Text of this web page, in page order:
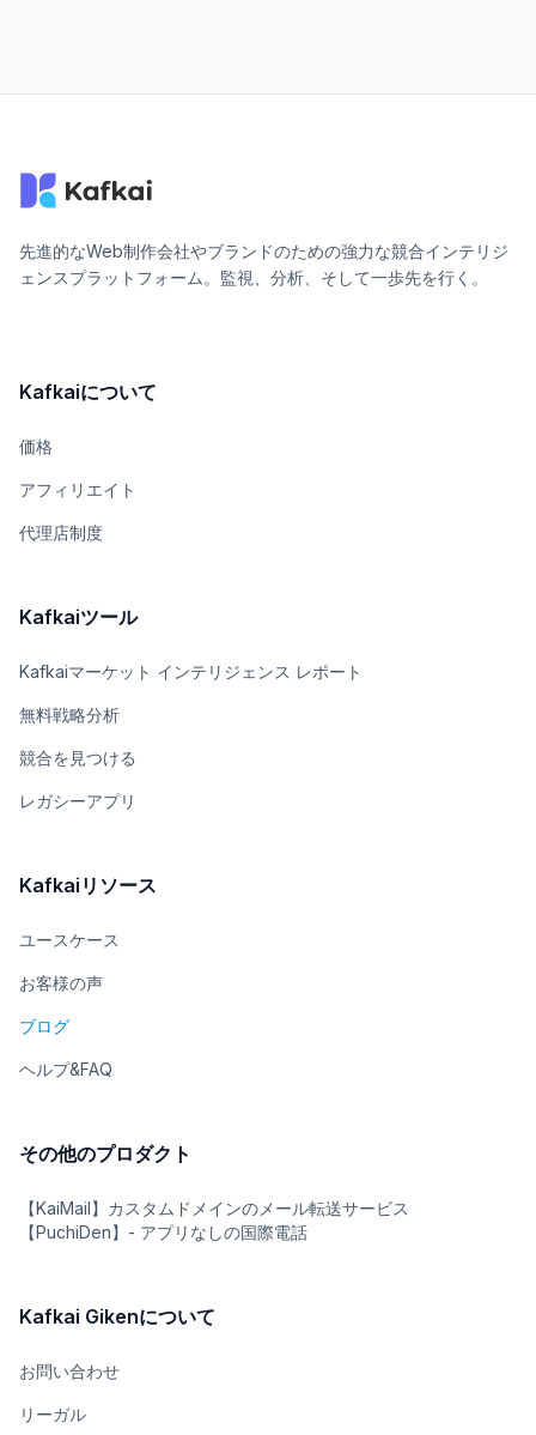
先進的なWeb制作会社やブランドのための強力な競合インテリジ
ェンスプラットフォーム。監視、分析、そして一歩先を行く。
Kafkaiについて
価格
アフィリエイト
代理店制度
Kafkaiツール
Kafkaiマーケット インテリジェンス レポート
無料戦略分析
競合を見つける
レガシーアプリ
Kafkaiリソース
ユースケース
お客様の声
ブログ
ヘルプ&FAQ
その他のプロダクト
【KaiMail】カスタムドメインのメール転送サービス
【PuchiDen】- アプリなしの国際電話
Kafkai Gikenについて
お問い合わせ
リーガル